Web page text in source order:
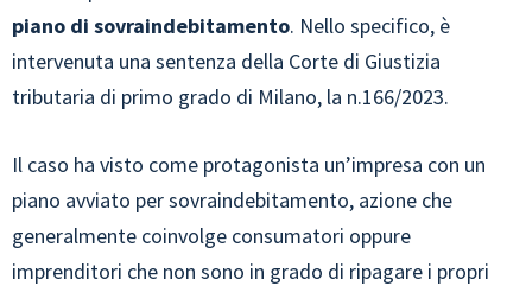
piano di sovraindebitamento. Nello specifico, è
intervenuta una sentenza della Corte di Giustizia
tributaria di primo grado di Milano, la n.166/2023.
Il caso ha visto come protagonista un’impresa con un
piano avviato per sovraindebitamento, azione che
generalmente coinvolge consumatori oppure
imprenditori che non sono in grado di ripagare i propri